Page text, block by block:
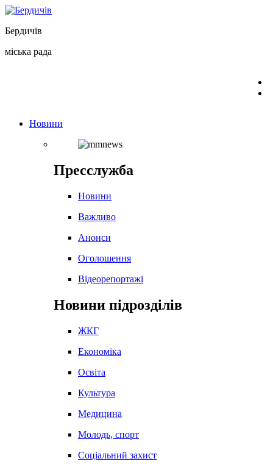
Перейти
вмісту
Бердичів
міська рада
Новини
Пресслужба
Новини
Важливо
Анонси
Оголошення
Відеорепортажі
Новини підрозділів
ЖКГ
Економіка
Освіта
Культура
Медицина
Молодь, спорт
Соціальний захист